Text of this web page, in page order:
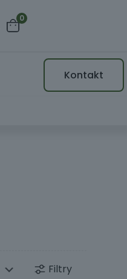
0
Kontakt
Filtry